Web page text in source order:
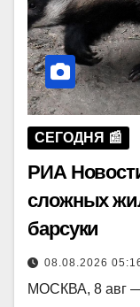
СЕГОДНЯ 📰
РИА
сложных
барсуки
08.08.2026
МОСКВА, 8 авг